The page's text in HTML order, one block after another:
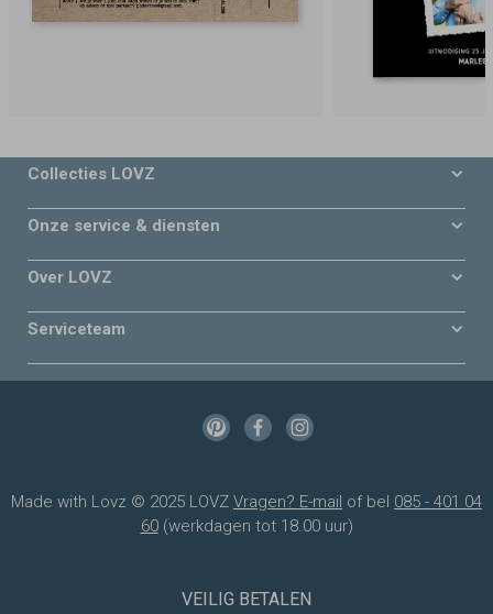
Collecties LOVZ
Onze service & diensten
Over LOVZ
Serviceteam
Made with Lovz © 2025 LOVZ Vragen? E-mail of bel 085 - 401 04
60(werkdagen tot 18.00 uur)
VEILIG BETALEN